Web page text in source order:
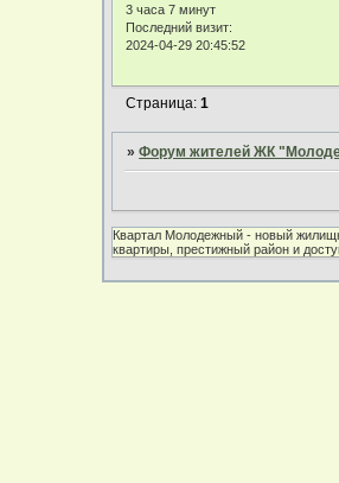
3 часа 7 минут
Последний визит:
2024-04-29 20:45:52
Страница:1
»Форум жителей ЖК
Квартал Молодежный - новый
квартиры, престижный район и